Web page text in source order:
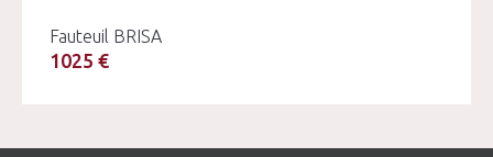
Fauteuil BRISA
1025 €